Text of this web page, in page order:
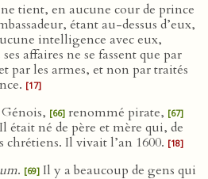
ne tient, en aucune cour de prince
étant au-dessus d’eux,
intelligence avec eux,
affaires ne se fassent que par
par les armes, et non par traités
[17]
[66] renommé pirate, [67]
Il était né de père et mère qui, de
chrétiens. Il vivait l’an 1600. [18]
. [69] Il y a beaucoup de gens qui